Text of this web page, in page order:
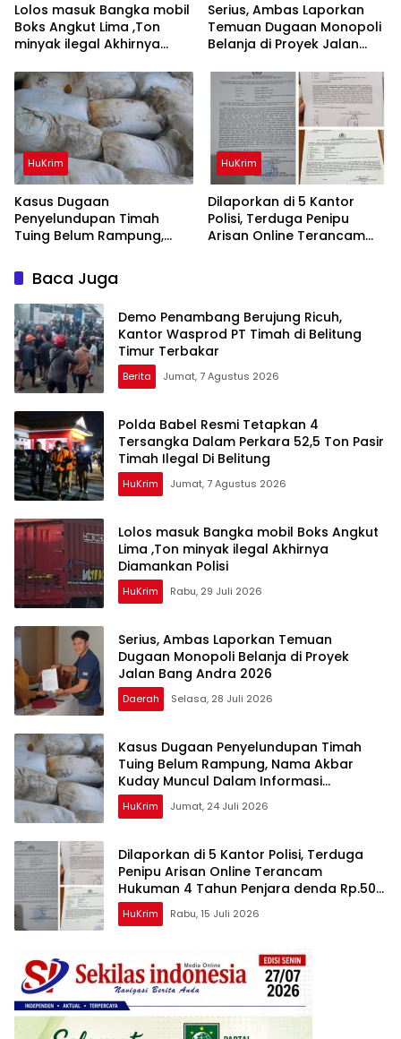
Lolos masuk Bangka mobil
Boks Angkut Lima ,Ton
minyak ilegal Akhirnya
Serius, Ambas Laporkan
‎Temuan Dugaan Monopoli
Belanja di Proyek Jalan
HuKrim
Kasus Dugaan
Penyelundupan Timah
Tuing Belum Rampung,
Dalam Informasi
Penyidikan
HuKrim
Dilaporkan di 5 Kantor
Polisi, Terduga Penipu
Arisan Online Terancam
Baca Juga
Demo Penambang Berujung Ricuh,
Kantor Wasprod PT Timah di Belitung
Timur Terbakar
Berita Jumat, 7 Agustus 2026
Polda Babel Resmi Tetapkan 4
Tersangka Dalam Perkara 52,5 Ton Pasir
Timah Ilegal Di Belitung
HuKrim Jumat, 7 Agustus 2026
Lolos masuk Bangka mobil Boks Angkut
Lima ,Ton minyak ilegal Akhirnya
Diamankan Polisi
HuKrim Rabu, 29 Juli 2026
Serius, Ambas Laporkan ‎Temuan
Dugaan Monopoli Belanja di Proyek
Jalan Bang Andra 2026
Daerah Selasa, 28 Juli 2026
Kasus Dugaan Penyelundupan Timah
Tuing Belum Rampung, Nama Akbar
Kuday Muncul Dalam Informasi
Penyidikan
HuKrim Jumat, 24 Juli 2026
Dilaporkan di 5 Kantor Polisi, Terduga
Penipu Arisan Online Terancam
Hukuman 4 Tahun Penjara denda Rp.500
Juta
HuKrim Rabu, 15 Juli 2026